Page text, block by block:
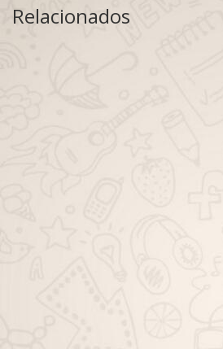
Relacionados